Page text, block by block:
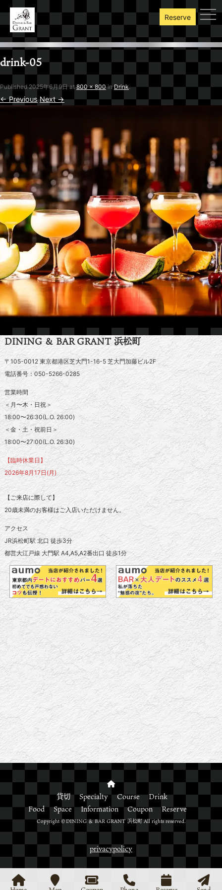
Reserve
drink-05
Published2025年6月9日at800 × 800inDrink.
← Previous Next →
DINING ＆ BAR GRANT 浜松町
〒105-0012 東京都港区芝大門1-16-5 芝大門加藤ビル2F
電話番号：050-5266-0285
営業時間
＜月〜木・日祝＞
18:00〜26:30(L.O. 26:00)
＜金・土・祝前日＞
18:00〜27:00(L.O. 26:30)
【臨時休業日】
2026年8月17日(月)
【ご来店に際して】
20歳未満のお客様はご入店いただけません。
アクセス
JR浜松町駅 北口 徒歩3分
都営大江戸線 大門駅 A4,A5,A2番出口 徒歩1分
貸切 Specialty Course
Drink
Food
Space Information Coupon Reserve
Copyright ©DINING ＆ BAR GRANT 浜松町 All rights reserved.
privacypolicy